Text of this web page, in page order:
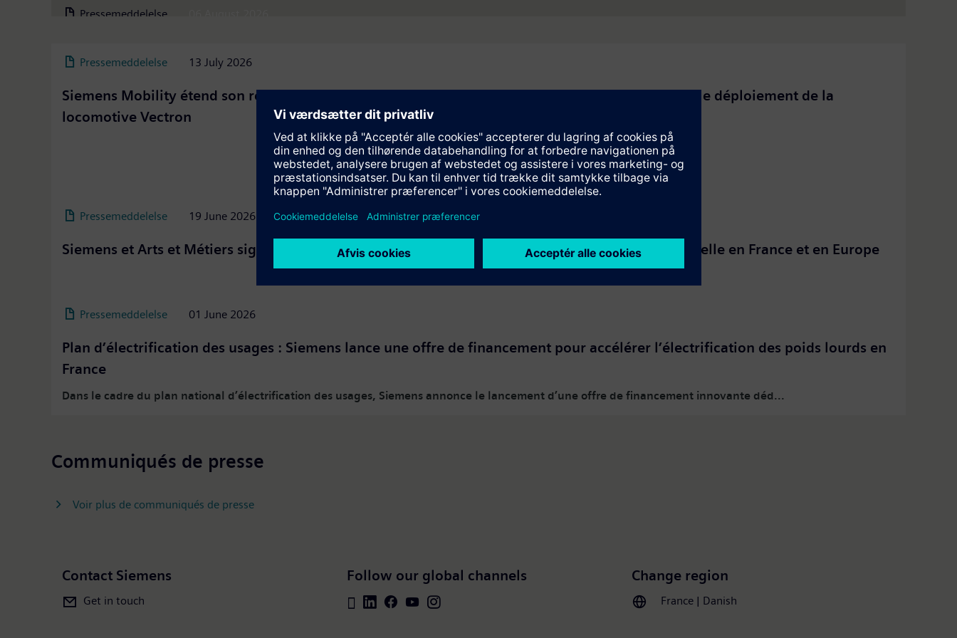
Pressemeddelelse
Pressemeddelelse 13 July 2026
Siemens Mobility étend son réseau de maintenance en France, avec Technis, pour accompagner le déploiement de la
locomotive Vectron
Siemens Mobility et Technis signent un partenariat stratégique pour développer la maintenance des futures locomotives Vectron en F...
Grâce aux 11 sites de Technis, acteur de référence de la maintenance, Siemens Mobility proposera aux futurs opérateurs de la Vectr...
Ce partenariat associe le réseau national d’ateliers de Technis à l’expertise de Siemens Mobility dans les services ferroviaires à...
Pressemeddelelse 19 June 2026
Siemens et Arts et Métiers signent un partenariat stratégique pour accélérer l'innovation industrielle en France et en Europe
Pressemeddelelse 01 June 2026
Plan d’électrification des usages : Siemens lance une offre de financement pour accélérer l’électrification des poids lourds en
France
Dans le cadre du plan national d’électrification des usages, Siemens annonce le lancement d’une offre de financement innovante déd...
Communiqués de presse
Voir plus de communiqués de presse
Contact Siemens
Get in touch
Follow our global channels Change region
France | Danish